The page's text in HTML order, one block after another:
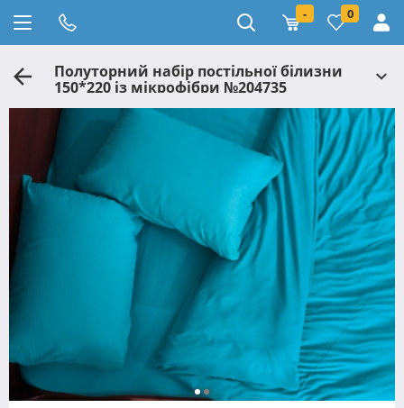
- 0
Полуторний набір постільної білизни
150*220 із мікрофібри №204735
Черешенька™